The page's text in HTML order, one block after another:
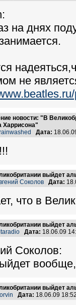
на днях
не
новости: "В
Дата:
выйдет
Соколов Дата:
что в
выйдет
Дата: 18.06.09
Соколов:
вообще,
выйдет
Дата: 18.06.09